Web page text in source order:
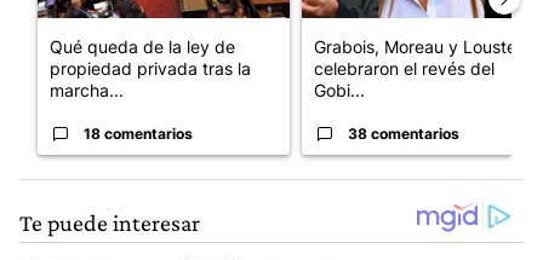
Qué queda de la ley de
propiedad privada tras la
marcha...
18 comentarios
Grabois, Moreau y Lousteau
celebraron el revés del
Gobi...
38 comentarios